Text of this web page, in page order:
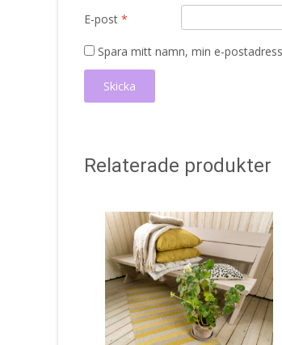
E-post *
Spara mitt namn, min e-
Relaterade produkter